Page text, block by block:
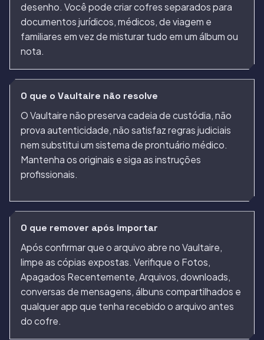
desenho. Você pode criar cofres separados para
documentos jurídicos, médicos, de viagem e
familiares em vez de misturar tudo em um álbum ou
nota.
O que o Vaultaire não resolve
O Vaultaire não preserva cadeia de custódia, não
prova autenticidade, não satisfaz regras judiciais
nem substitui um sistema de prontuário médico.
Mantenha os originais e siga as instruções
profissionais.
O que remover após importar
Após confirmar que o arquivo abre no Vaultaire,
limpe as cópias expostas. Verifique o Fotos,
Apagados Recentemente, Arquivos, downloads,
conversas de mensagens, álbuns compartilhados e
qualquer app que tenha recebido o arquivo antes
do cofre.